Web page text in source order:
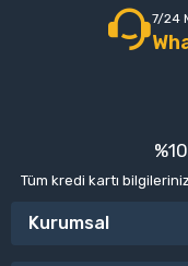
7/24
Tüm kredi kartı
Kurumsal